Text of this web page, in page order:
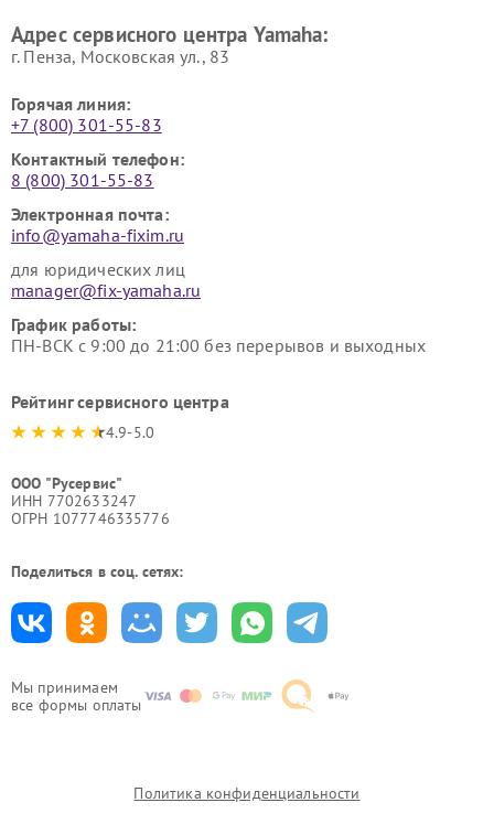
Мы принимаем
все формы оплаты
Адрес сервисного центра Yamaha:
г. Пенза, Московская ул., 83
Горячая линия:
+7 (800) 301-55-83
Контактный телефон:
8 (800) 301-55-83
Электронная почта:
info@yamaha-fixim.ru
для юридических лиц
manager@fix-yamaha.ru
График работы:
ПН-ВСК с 9:00 до 21:00 без перерывов и выходных
Рейтинг сервисного центра
4.9-5.0
ООО "Русервис"
ИНН 7702633247
ОГРН 1077746335776
Поделиться в соц. сетях:
Политика конфиденциальности